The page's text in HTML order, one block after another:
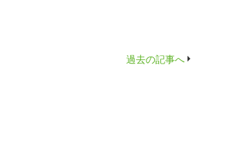
過去の記事へ